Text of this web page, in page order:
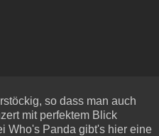
so dass man auch
mit perfektem Blick
Who's Panda gibt's hier eine